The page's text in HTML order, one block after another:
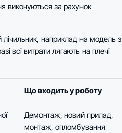
виконуються за рахунок
наприклад на модель з
всі витрати лягають на плечі
Що входить у роботу
Демонтаж, новий прилад,
монтаж, опломбування